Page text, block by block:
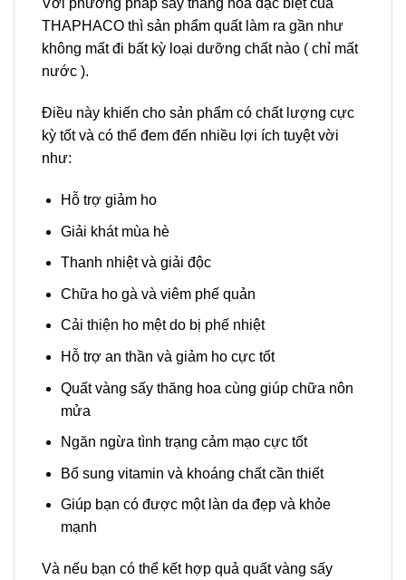
Với phương pháp sấy thăng hoa đặc biệt của
THAPHACO thì sản phẩm quất làm ra gần như
không mất đi bất kỳ loại dưỡng chất nào ( chỉ mất
nước ).
Điều này khiến cho sản phẩm có chất lượng cực
kỳ tốt và có thể đem đến nhiều lợi ích tuyệt vời
như:
Hỗ trợ giảm ho
Giải khát mùa hè
Thanh nhiệt và giải độc
Chữa ho gà và viêm phế quản
Cải thiện ho mệt do bị phế nhiệt
Hỗ trợ an thần và giảm ho cực tốt
Quất vàng sấy thăng hoa cùng giúp chữa nôn
mửa
Ngăn ngừa tình trạng cảm mạo cực tốt
Bổ sung vitamin và khoáng chất cần thiết
Giúp bạn có được một làn da đẹp và khỏe
mạnh
Và nếu bạn có thể kết hợp quả quất vàng sấy